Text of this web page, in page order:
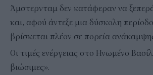
Άμστερνταμ δεν κατάφεραν να
και, αφού άντεξε μια δύσκολη
βρίσκεται πλέον σε πορεία
Οι τιμές ενέργειας στο Ηνωμένο
βιώσιμες».